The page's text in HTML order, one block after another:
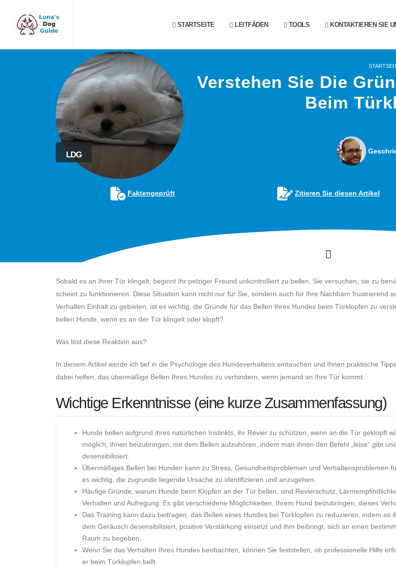
STARTSEITE LEITFÄDEN TOOLS KONTAKTIEREN SIE
LDG
Verstehen Sie Die
Beim
Faktengeprüft Zitieren Sie diesen Artikel
Sobald es an Ihrer Tür klingelt, beginnt Ihr pelziger Freund unkontrolliert zu bellen. Sie versuchen, sie zu
scheint zu funktionieren. Diese Situation kann nicht nur für Sie, sondern auch für Ihre Nachbarn frustrierend
Verhalten Einhalt zu gebieten, ist es wichtig, die Gründe für das Bellen Ihres Hundes beim Türklopfen zu
bellen Hunde, wenn es an der Tür klingelt oder klopft?
Was löst diese Reaktion aus?
In diesem Artikel werde ich tief in die Psychologie des Hundeverhaltens eintauchen und Ihnen praktische
dabei helfen, das übermäßige Bellen Ihres Hundes zu verhindern, wenn jemand an Ihre Tür kommt.
Wichtige Erkenntnisse (eine kurze Zusammenfassung)
Hunde bellen aufgrund ihres natürlichen Instinkts, ihr Revier zu schützen, wenn an die Tür geklopft
möglich, ihnen beizubringen, mit dem Bellen aufzuhören, indem man ihnen den Befehl „leise“ gibt
desensibilisiert.
Übermäßiges Bellen bei Hunden kann zu Stress, Gesundheitsproblemen und Verhaltensproblemen
es wichtig, die zugrunde liegende Ursache zu identifizieren und anzugehen.
Häufige Gründe, warum Hunde beim Klopfen an der Tür bellen, sind Revierschutz,
Verhalten und Aufregung. Es gibt verschiedene Möglichkeiten, Ihrem Hund beizubringen, dieses
Das Training kann dazu beitragen, das Bellen eines Hundes bei Türklopfen zu reduzieren, indem es
dem Geräusch desensibilisiert, positive Verstärkung einsetzt und ihm beibringt, sich an einen
Raum zu begeben.
Wenn Sie das Verhalten Ihres Hundes beobachten, können Sie feststellen, ob professionelle Hilfe
er beim Türklopfen bellt.